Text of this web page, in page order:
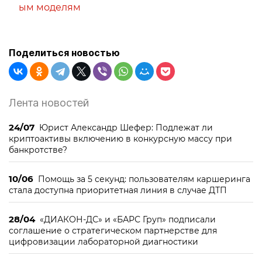
ым моделям
Поделиться новостью
Лента новостей
24/07 Юрист Александр Шефер: Подлежат ли
криптоактивы включению в конкурсную массу при
банкротстве?
10/06 Помощь за 5 секунд: пользователям каршеринга
стала доступна приоритетная линия в случае ДТП
28/04 «ДИАКОН-ДС» и «БАРС Груп» подписали
соглашение о стратегическом партнерстве для
цифровизации лабораторной диагностики